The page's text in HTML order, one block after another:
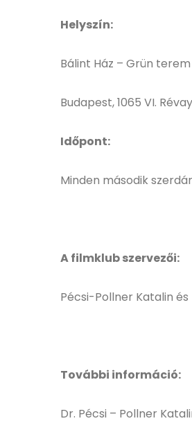
Helyszín:
Bálint Ház – Grün terem
Budapest, 1065 VI.
Időpont:
Minden második
A filmklub szervezői:
Pécsi-Pollner Katalin és
További információ:
Dr. Pécsi – Pollner